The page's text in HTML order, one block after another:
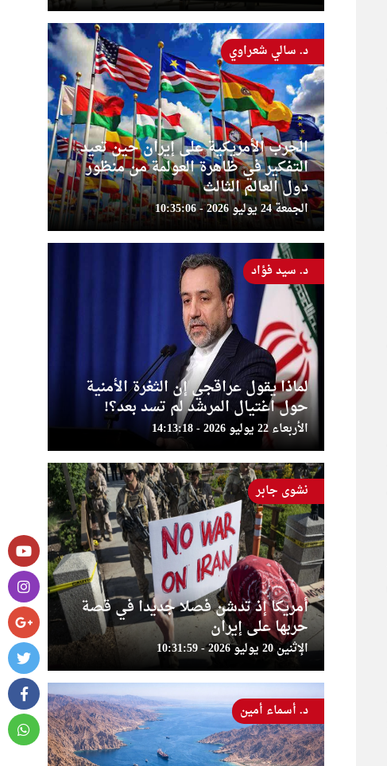
الحرب الأمريكية على إيران حين تعيد
التفكير في ظاهرة العولمة من منظور
دول العالم الثالث
الجمعة 24 يوليو 2026 - 10:35:06
د. سالي شعراوي
لماذا يقول عراقجي إن الثغرة الأمنية
حول اغتيال المرشد لم تسد بعد؟!
الأربعاء 22 يوليو 2026 - 14:13:18
د. سيد فؤاد
أمريكا إذ تدشن فصلا جديدا في قصة
حربها على إيران
الإثنين 20 يوليو 2026 - 10:31:59
نشوى جابر
د. أسماء أمين